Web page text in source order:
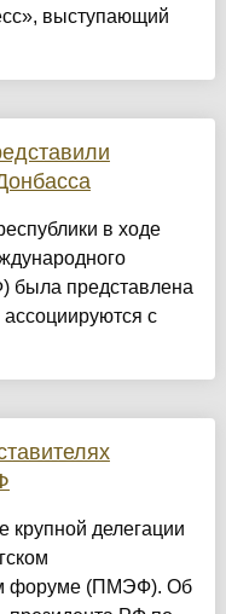
выступающий
в ходе
была представлена
с
крупной делегации
форуме (ПМЭФ). Об